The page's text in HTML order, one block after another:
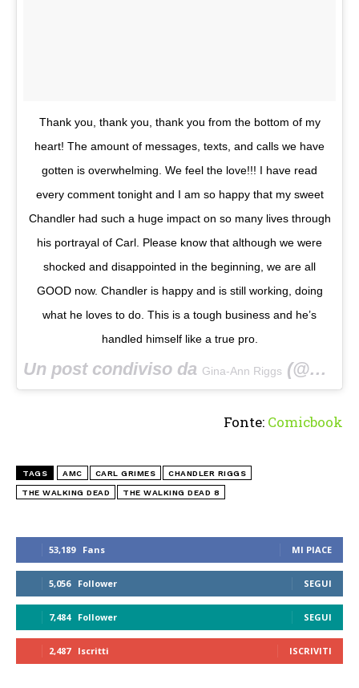
53,189 Fans MI PIACE
5,056 Follower SEGUI
7,484 Follower SEGUI
2,487 Iscritti ISCRIVITI
Thank you, thank you, thank you from the bottom of my
heart! The amount of messages, texts, and calls we have
gotten is overwhelming. We feel the love!!! I have read
every comment tonight and I am so happy that my sweet
Chandler had such a huge impact on so many lives through
his portrayal of Carl. Please know that although we were
shocked and disappointed in the beginning, we are all
GOOD now. Chandler is happy and is still working, doing
what he loves to do. This is a tough business and he’s
handled himself like a true pro.
Un post condiviso da Gina-Ann Riggs (@ginaannr) in data:
Fonte: Comicbook
TAGS AMC CARL GRIMES CHANDLER RIGGS
THE WALKING DEAD THE WALKING DEAD 8